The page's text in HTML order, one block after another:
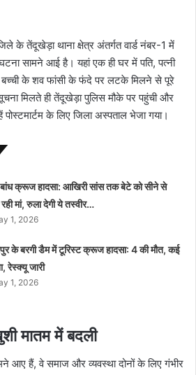
के तेंदूखेड़ा थाना क्षेत्र अंतर्गत वार्ड नंबर-1 में
सामने आई है। यहां एक ही घर में पति, पत्नी
के शव फांसी के फंदे पर लटके मिलने से पूरे
मिलते ही तेंदूखेड़ा पुलिस मौके पर पहुंची और
पोस्टमार्टम के लिए जिला अस्पताल भेजा गया।
बांध क्रूज हादसा: आखिरी सांस तक बेटे को सीने से
मां, रुला देगी ये तस्वीर…
1, 2026
के बरगी डैम में टूरिस्ट क्रूज हादसा: 4 की मौत, कई
रेस्क्यू जारी
1, 2026
मातम में बदली
आए हैं, वे समाज और व्यवस्था दोनों के लिए गंभीर